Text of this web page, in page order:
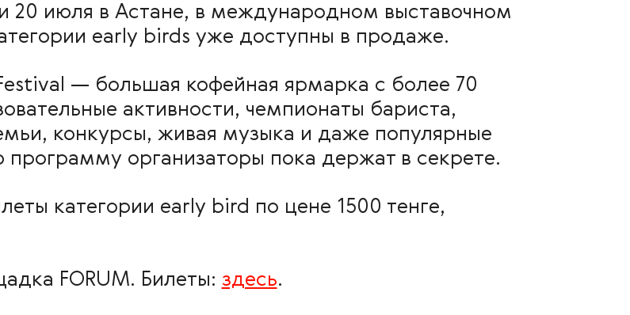
20 июля в Астане, в международном выставочном
early birds уже доступны в продаже.
— большая кофейная ярмарка с более 70
активности, чемпионаты бариста,
конкурсы, живая музыка и даже популярные
организаторы пока держат в секрете.
категории early bird по цене 1500 тенге,
FORUM. Билеты: здесь.